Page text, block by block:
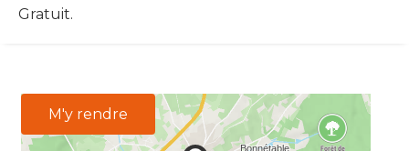
Gratuit.
M'y rendre